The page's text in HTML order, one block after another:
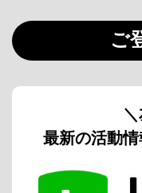
ご
最新の活動情